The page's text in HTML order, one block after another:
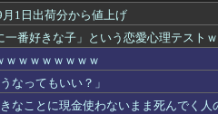
ｭｯ」→結果・・・
ンで初披露ｷﾀ━...
℃-
ｗ
状態だが意識は正常で何...
ルで固定される
月1日出荷分から値上げ
一番好きな子」という恋愛心理テスト
ｗｗｗｗｗｗｗｗ
なってもいい？」
なことに現金使わないまま死んでく人